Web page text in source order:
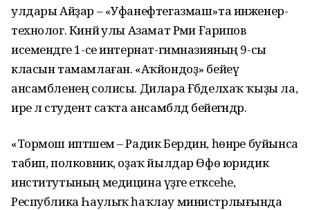
улдары Айҙар – «Уфанефтегазмаш»та инженер-
технолог. Кинйә улы Азамат Рәми Ғарипов
исемендәге 1-cе интернат-гимназияның 9-сы
класын тамамлаған. «Аҡйондоҙ» бейеү
ансамбленең солисы. Дилара Ғәбделхаҡ ҡыҙы ла,
ире лә студент саҡта ансамблдә бейегәндәр.
«Тормош иптәшем – Радик Бердин, һөнәре буйынса
табип, полковник, оҙаҡ йылдар Өфө юридик
институтының медицина үҙәге етәксеһе,
Республика Һаулыҡ һаҡлау министрлығында